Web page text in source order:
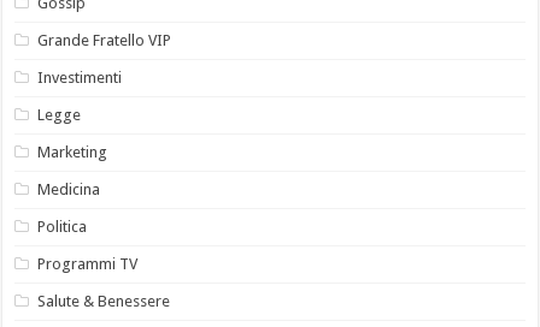
Grande Fratello VIP
Investimenti
Legge
Marketing
Medicina
Politica
Programmi TV
Salute & Benessere